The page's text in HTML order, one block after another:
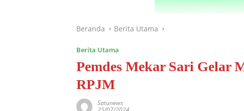
Beranda Berita Utama
Berita Utama
Pemdes Mekar Sari Gelar
RPJM
Satunews